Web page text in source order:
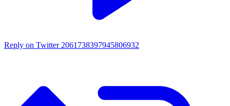
Reply on Twitter 2061738397945806932